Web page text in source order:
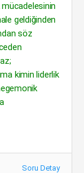
geldiğinden
söz
kimin liderlik
Soru Detay